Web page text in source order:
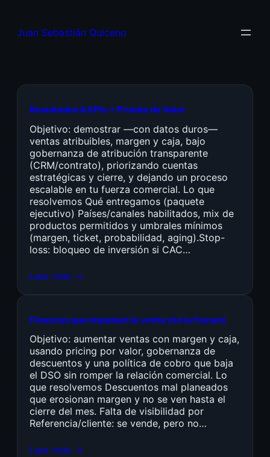
Juan Sebastián Quiceno
Resultados & KPIs + Prueba de Valor
Objetivo: demostrar —con datos duros—
ventas atribuibles, margen y caja, bajo
gobernanza de atribución transparente
(CRM/contrato), priorizando cuentas
estratégicas y cierre, y dejando un proceso
escalable en tu fuerza comercial. Lo que
resolvemos Qué entregamos (paquete
ejecutivo) Países/canales habilitados, mix de
productos permitidos y umbrales mínimos
(margen, ticket, probabilidad, aging).Stop-
loss: bloqueo de inversión si CAC…
Leer más →
Finanzas que impulsan la venta (no la frenan)
Objetivo: aumentar ventas con margen y caja,
usando pricing por valor, gobernanza de
descuentos y una política de cobro que baja
el DSO sin romper la relación comercial. Lo
que resolvemos Descuentos mal planeados
que erosionan margen y no se ven hasta el
cierre del mes. Falta de visibilidad por
Referencia/cliente: se vende, pero no…
Leer más →